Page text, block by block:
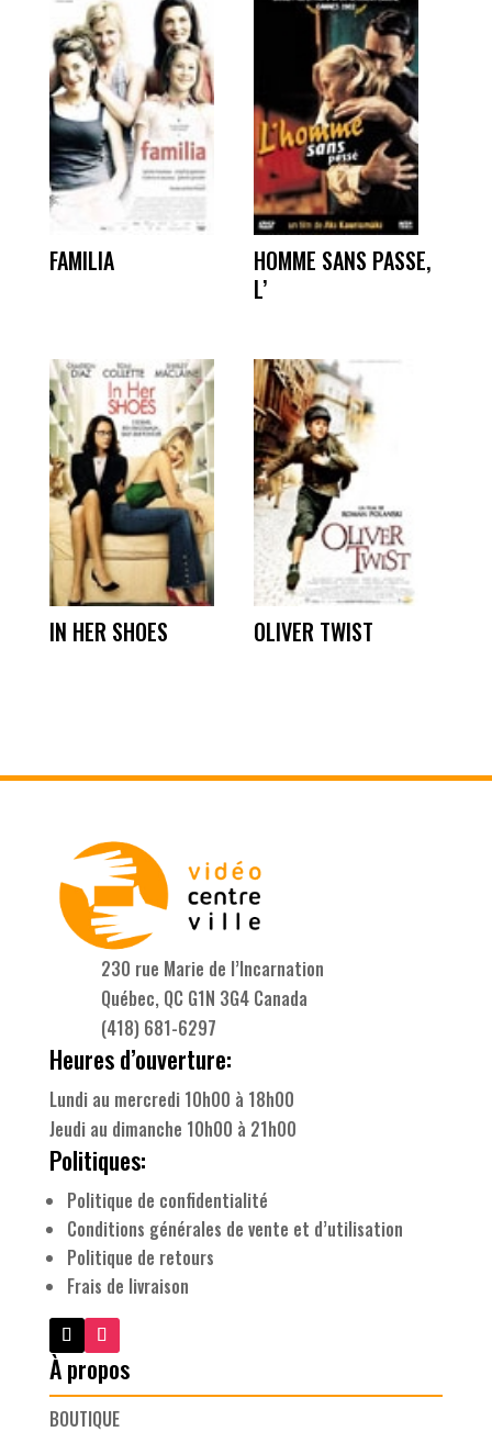
FAMILIA
HOMME SANS PASSE,
L’
IN HER SHOES OLIVER TWIST
230 rue Marie de l’Incarnation
Québec, QC G1N 3G4 Canada
(418) 681-6297
Heures d’ouverture:
Lundi au mercredi 10h00 à 18h00
Jeudi au dimanche 10h00 à 21h00
Politiques:
Politique de confidentialité
Conditions générales de vente et d’utilisation
Politique de retours
Frais de livraison
À propos
BOUTIQUE